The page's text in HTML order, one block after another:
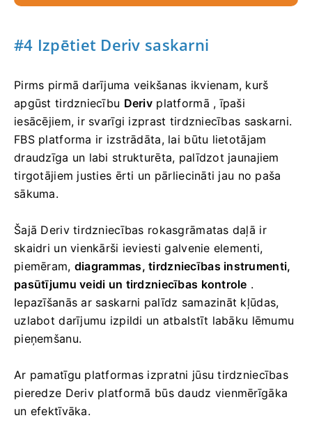
#4 Izpētiet Deriv saskarni
Pirms pirmā darījuma veikšanas ikvienam, kurš
apgūst tirdzniecību Deriv platformā , īpaši
iesācējiem, ir svarīgi izprast tirdzniecības saskarni.
FBS platforma ir izstrādāta, lai būtu lietotājam
draudzīga un labi strukturēta, palīdzot jaunajiem
tirgotājiem justies ērti un pārliecināti jau no paša
sākuma.
Šajā Deriv tirdzniecības rokasgrāmatas daļā ir
skaidri un vienkārši ieviesti galvenie elementi,
piemēram, diagrammas, tirdzniecības instrumenti,
pasūtījumu veidi un tirdzniecības kontrole .
Iepazīšanās ar saskarni palīdz samazināt kļūdas,
uzlabot darījumu izpildi un atbalstīt labāku lēmumu
pieņemšanu.
Ar pamatīgu platformas izpratni jūsu tirdzniecības
pieredze Deriv platformā būs daudz vienmērīgāka
un efektīvāka.